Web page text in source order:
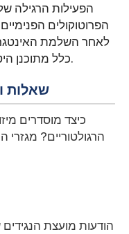
הפעילות הרגילה
הפרוטוקולים
לאחר השלמת
כלל מתוכנן היטב ומחושב היטב לפני שהוא מתחיל.
שאלות
כיצד מוסדרים
הרגולטוריים?
הודעות מועצת